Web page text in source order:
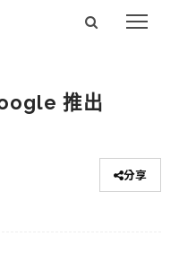
推出
分享